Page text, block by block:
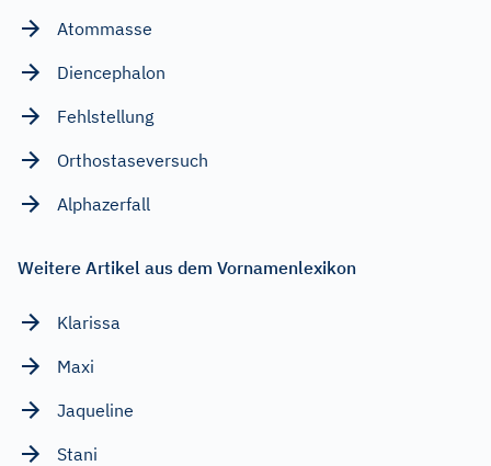
Atommasse
Diencephalon
Fehlstellung
Orthostaseversuch
Alphazerfall
Weitere Artikel aus dem Vornamenlexikon
Klarissa
Maxi
Jaqueline
Stani